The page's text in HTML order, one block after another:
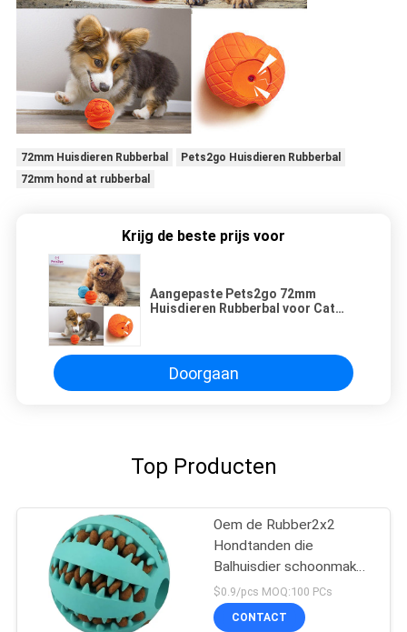
72mm Huisdieren Rubberbal
Pets2go Huisdieren Rubberbal
72mm hond at rubberbal
Krijg de beste prijs voor
Aangepaste Pets2go 72mm
Huisdieren Rubberbal voor Cat
Doorgaan
Top Producten
Oem de Rubber2x2
Hondtanden die
Balhuisdier schoonmaken
kauwen Speelgoed
$0.9/pcs MOQ:100 PCs
CONTACT